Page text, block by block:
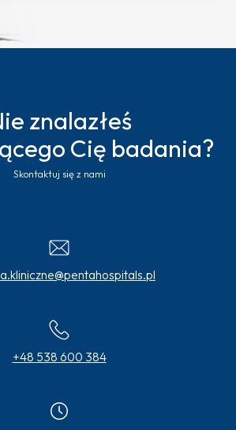
znalazłeś
Cię badania?
Skontaktuj się z nami
+48 538 600 384